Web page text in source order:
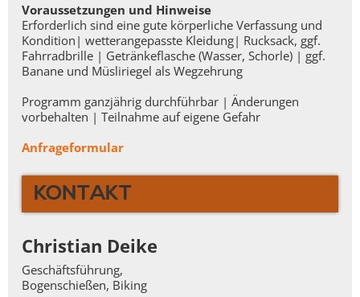
Voraussetzungen und Hinweise
Erforderlich sind eine gute körperliche Verfassung und
Kondition| wetterangepasste Kleidung| Rucksack, ggf.
Fahrradbrille | Getränkeflasche (Wasser, Schorle) | ggf.
Banane und Müsliriegel als Wegzehrung
Programm ganzjährig durchführbar | Änderungen
vorbehalten | Teilnahme auf eigene Gefahr
Anfrageformular
KONTAKT
Christian Deike
Geschäftsführung,
Bogenschießen, Biking